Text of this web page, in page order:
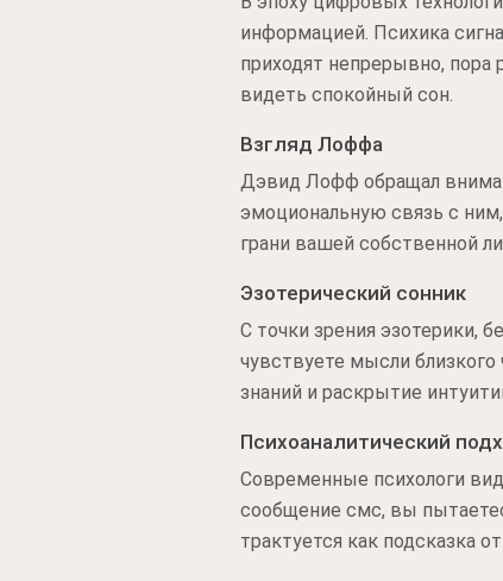
информацией. Психика
приходят непрерывно,
видеть спокойный сон.
Взгляд Лоффа
Дэвид Лофф обращал
эмоциональную связь с
грани вашей собственной
Эзотерический сонник
С точки зрения эзотерики,
чувствуете мысли
знаний и раскрытие
Психоаналитический
Современные психологи
сообщение смс, вы
трактуется как подсказка